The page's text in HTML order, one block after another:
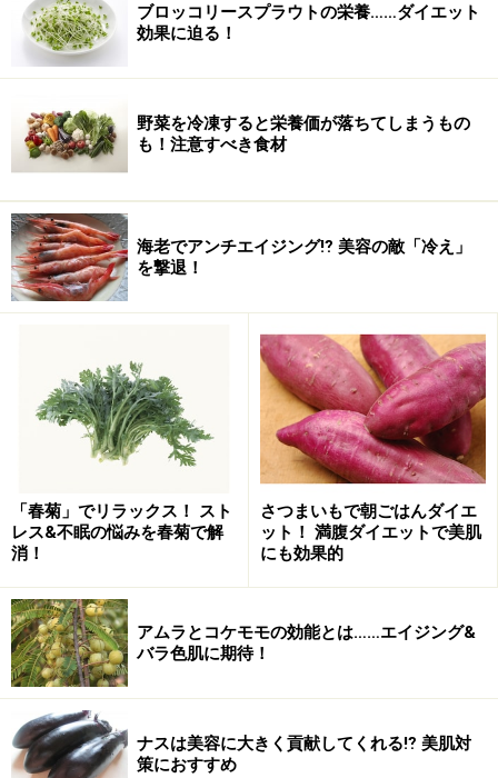
ブロッコリースプラウトの栄養……ダイエット
効果に迫る！
野菜を冷凍すると栄養価が落ちてしまうもの
も！注意すべき食材
海老でアンチエイジング⁉ 美容の敵「冷え」
を撃退！
「春菊」でリラックス！ スト
レス&不眠の悩みを春菊で解
消！
さつまいもで朝ごはんダイエ
ット！ 満腹ダイエットで美肌
にも効果的
アムラとコケモモの効能とは……エイジング&
バラ色肌に期待！
ナスは美容に大きく貢献してくれる⁉ 美肌対
策におすすめ